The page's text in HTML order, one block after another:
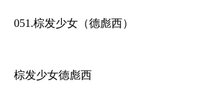
051.棕发少女（德彪西）
棕发少女德彪西